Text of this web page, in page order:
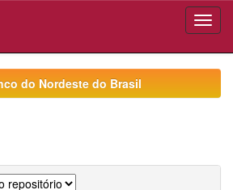
do Nordeste do Brasil